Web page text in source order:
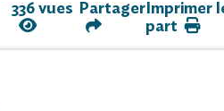
336 vues PartagerImprimer
part